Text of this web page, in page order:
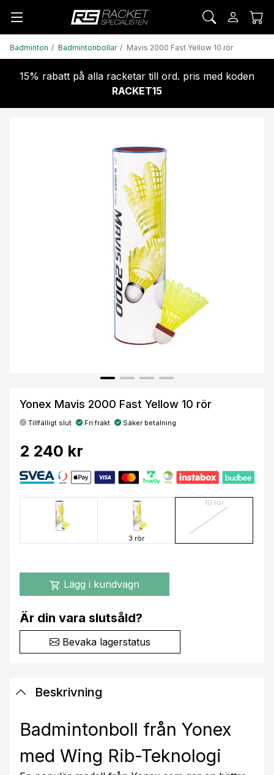
Badminton Badmintonbollar Mavis 2000 Fast Yellow 10 rör
15% rabatt på alla racketar till ord. pris med koden
RACKET15
Yonex Mavis 2000 Fast Yellow 10 rör
Tillfälligt slut Fri frakt Säker betalning
2 240 kr
3 rör
10 rör
shopping_cart Lägg i kundvagn
Är din vara slutsåld?
Bevaka lagerstatus
Beskrivning
Badmintonboll från Yonex
med Wing Rib-Teknologi